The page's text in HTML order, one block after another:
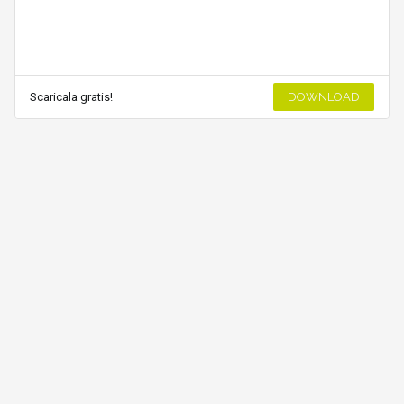
Scaricala gratis! DOWNLOAD